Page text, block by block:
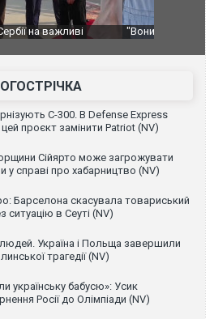
хочуть воювати, бо дурні": у
українських захисників.
В
порт: над
ВІДЕО
С-300. В Defense Express
проєкт замінити Patriot (NV)
Сійярто може загрожувати
у справі про хабарництво (NV)
Барселона скасувала товариський
в Сеуті (NV)
Україна і Польща завершили
трагедії (NV)
українську бабусю»: Усик
Росії до Олімпіади (NV)